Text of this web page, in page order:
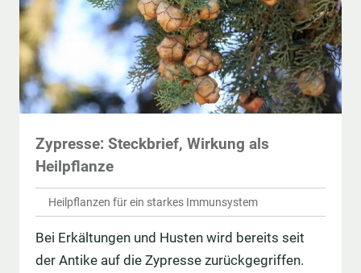
Zypresse: Steckbrief, Wirkung als
Heilpflanze
Heilpflanzen für ein starkes Immunsystem
Bei Erkältungen und Husten wird bereits seit
der Antike auf die Zypresse zurückgegriffen.